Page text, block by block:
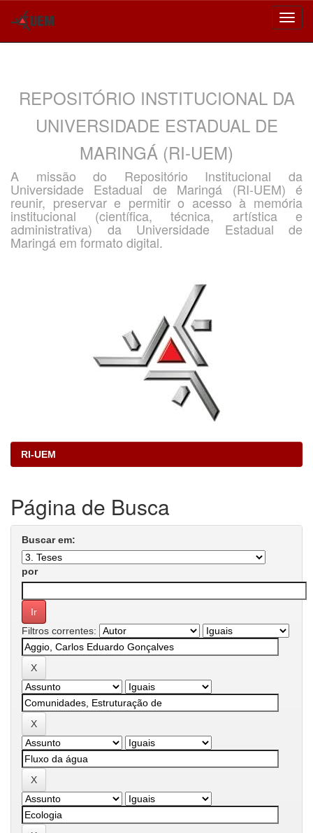
REPOSITÓRIO INSTITUCIONAL DA
UNIVERSIDADE ESTADUAL DE
MARINGÁ (RI-UEM)
A missão do Repositório Institucional da
Universidade Estadual de Maringá (RI-UEM) é
reunir, preservar e permitir o acesso à memória
institucional (científica, técnica, artística e
administrativa) da Universidade Estadual de
Maringá em formato digital.
RI-UEM
Página de Busca
Buscar em:
por
Filtros correntes: